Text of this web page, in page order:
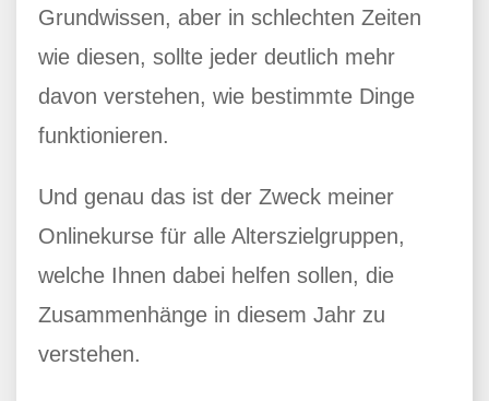
Grundwissen, aber in schlechten Zeiten
wie diesen, sollte jeder deutlich mehr
davon verstehen, wie bestimmte Dinge
funktionieren.
Und genau das ist der Zweck meiner
Onlinekurse für alle Alterszielgruppen,
welche Ihnen dabei helfen sollen, die
Zusammenhänge in diesem Jahr zu
verstehen.